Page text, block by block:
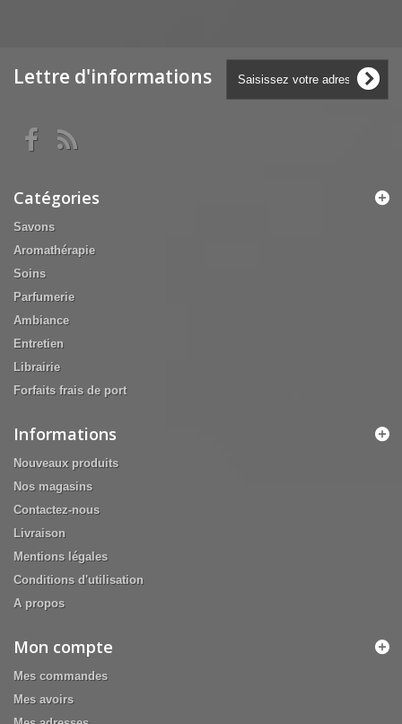
Lettre d'informations
Catégories
Savons
Aromathérapie
Soins
Parfumerie
Ambiance
Entretien
Librairie
Forfaits frais de port
Informations
Nouveaux produits
Nos magasins
Contactez-nous
Livraison
Mentions légales
Conditions d'utilisation
A propos
Mon compte
Mes commandes
Mes avoirs